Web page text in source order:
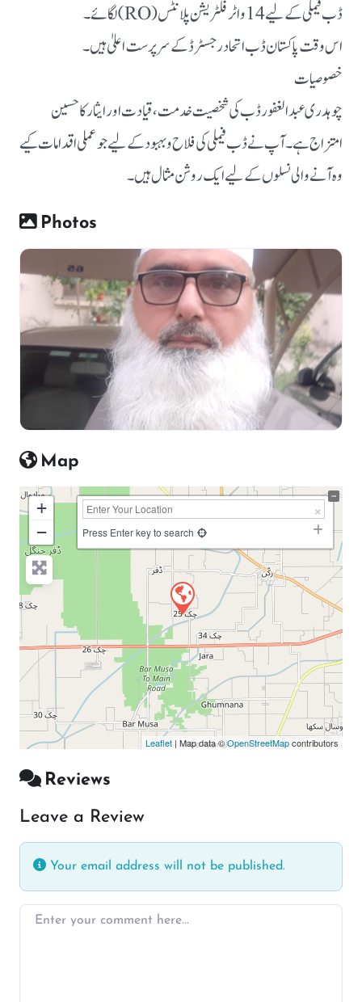
ڈب فیملی کے لیے 14 واٹر فلٹریشن پلانٹس (RO) لگائے۔
اس وقت پاکستان ڈب اتحاد رجسٹرڈ کے سرپرست اعلیٰ ہیں۔
خصوصیات
چوہدری عبدالغفور ڈب کی شخصیت خدمت، قیادت اور ایثار کا حسین
امتزاج ہے۔ آپ نے ڈب فیملی کی فلاح و بہبود کے لیے جو عملی اقدامات کیے
وہ آنے والی نسلوں کے لیے ایک روشن مثال ہیں۔
Photos
Map
+
−
Press Enter key to search
Leaflet | Map data ©OpenStreetMapcontributors
Reviews
Leave a Review
Your email address will not be published.
Enter your comment here…